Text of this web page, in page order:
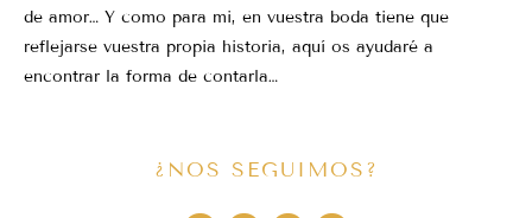
de amor… Y como para mi, en vuestra boda tiene que
reflejarse vuestra propia historia, aquí os ayudaré a
encontrar la forma de contarla…
¿NOS SEGUIMOS?